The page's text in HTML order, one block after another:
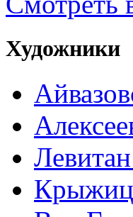
Художники